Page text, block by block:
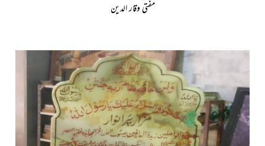
مفتی وقار الدین